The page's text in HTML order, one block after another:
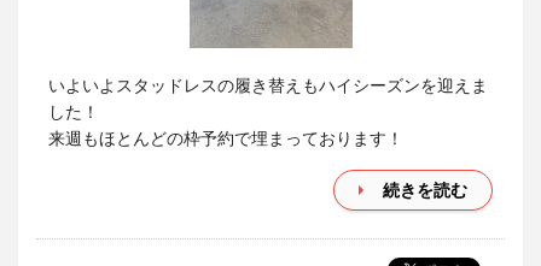
いよいよスタッドレスの履き替えもハイシーズンを迎えま
した！
来週もほとんどの枠予約で埋まっております！
続きを読む